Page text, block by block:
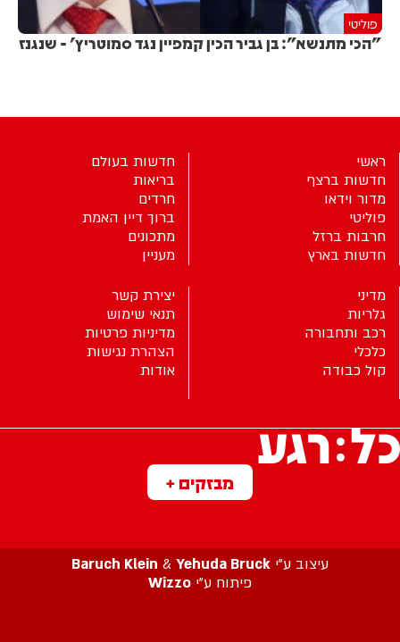
פוליטי
"הכי מתנשא": בן גביר הכין קמפיין נגד סמוטריץ' - שנגנז
מבזקים +
ראשי
חדשות ברצף
מדור וידאו
פוליטי
חרבות ברזל
חדשות בארץ
חדשות בעולם
בריאות
חרדים
ברוך דיין האמת
מתכונים
מעניין
מדיני
גלריות
רכב ותחבורה
כלכלי
קול כבודה
יצירת קשר
תנאי שימוש
מדיניות פרטיות
הצהרת נגישות
אודות
עיצוב ע”י Baruch Klein & Yehuda Bruck
פיתוח ע”י Wizzo